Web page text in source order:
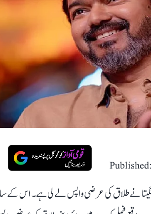
نے طلاق کی عرضی واپس لے لی ہے۔ اس کے